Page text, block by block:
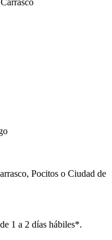
Pocitos o Ciudad de
1 a 2 días hábiles*.